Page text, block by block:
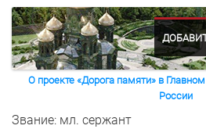
О проекте «Дорога памяти» в
России
Звание: мл. сержант